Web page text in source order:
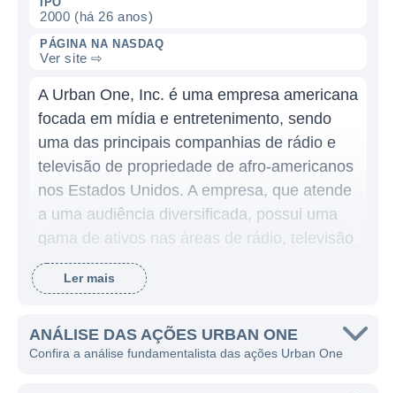
2000 (há 26 anos)
PÁGINA NA NASDAQ
Ver site ⇨
A Urban One, Inc. é uma empresa americana
focada em mídia e entretenimento, sendo
uma das principais companhias de rádio e
televisão de propriedade de afro-americanos
nos Estados Unidos. A empresa, que atende
a uma audiência diversificada, possui uma
gama de ativos nas áreas de rádio, televisão
e plataformas digitais, o que a posiciona
como uma operadora única no setor de
conexão com a comunidade afro-americana
e a representação de histórias que ressoam
Ler mais
ANÁLISE DAS AÇÕES URBAN ONE
Confira a análise fundamentalista das ações Urban One